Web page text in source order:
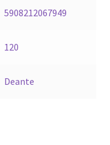
5908212067949
120
Deante